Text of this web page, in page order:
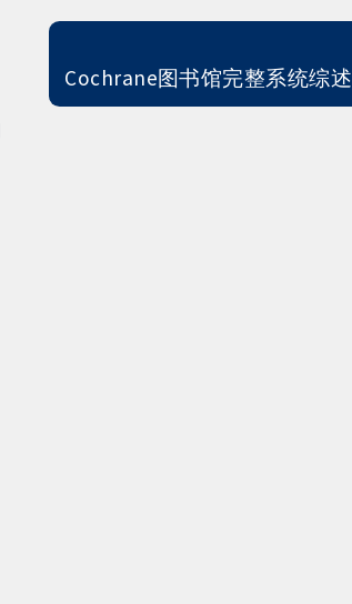
Cochrane图书馆完整系统综述